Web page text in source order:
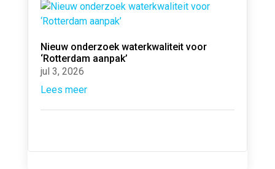
Nieuw onderzoek waterkwaliteit voor
‘Rotterdam aanpak’
jul 3, 2026
Lees meer